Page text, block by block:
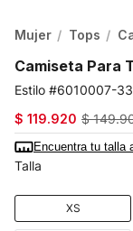
Mujer Tops
Camiseta Para
6010007-
$ 119.920 $ 149.
Encuentra tu talla
Talla
XS